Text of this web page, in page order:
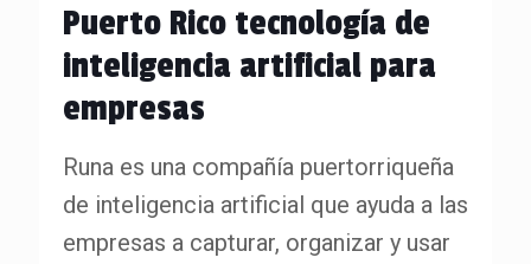
Puerto Rico tecnología de
inteligencia artificial para
empresas
Runa es una compañía puertorriqueña
de inteligencia artificial que ayuda a las
empresas a capturar, organizar y usar